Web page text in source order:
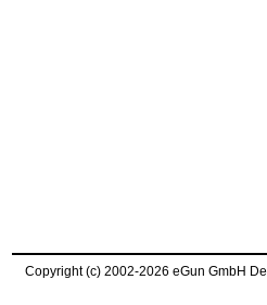
Copyright (c) 2002-2026 eGun GmbH